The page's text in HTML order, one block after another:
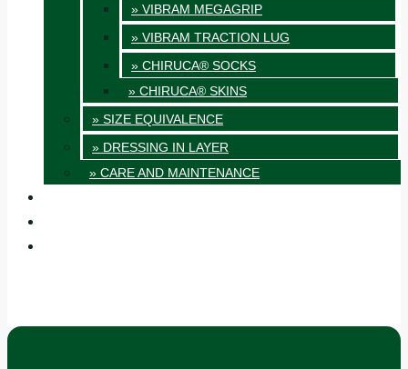
» VIBRAM MEGAGRIP
» VIBRAM TRACTION LUG
» CHIRUCA® SOCKS
» CHIRUCA® SKINS
» SIZE EQUIVALENCE
» DRESSING IN LAYER
» CARE AND MAINTENANCE